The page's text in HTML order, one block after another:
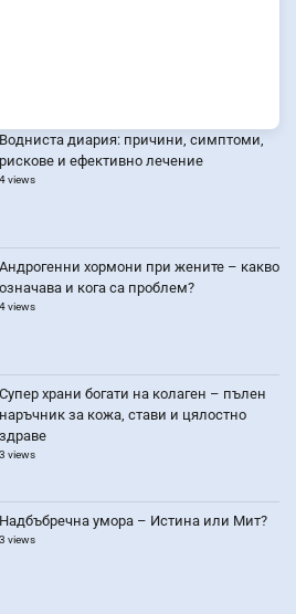
Водниста диария: причини, симптоми,
рискове и ефективно лечение
4 views
Андрогенни хормони при жените – какво
означава и кога са проблем?
4 views
Супер храни богати на колаген – пълен
наръчник за кожа, стави и цялостно
здраве
3 views
Надбъбречна умора – Истина или Мит?
3 views